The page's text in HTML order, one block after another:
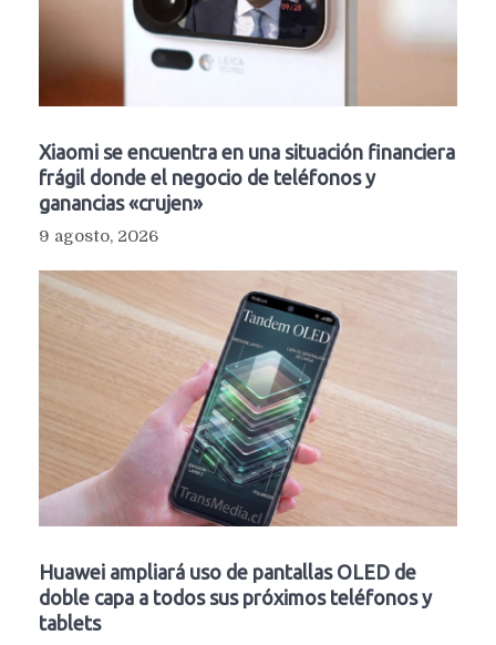
Xiaomi se encuentra en una situación financiera
frágil donde el negocio de teléfonos y
ganancias «crujen»
9 agosto, 2026
Huawei ampliará uso de pantallas OLED de
doble capa a todos sus próximos teléfonos y
tablets